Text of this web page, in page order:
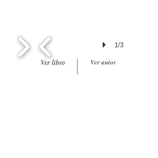
1/3
Ver libro Ver autor